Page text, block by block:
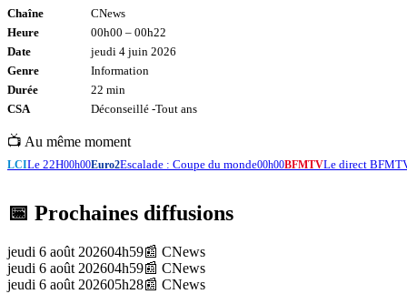
Chaîne
CNews
Heure
00h00 – 00h22
Date
jeudi 4 juin 2026
Genre
Information
Durée
22 min
CSA
Déconseillé -Tout ans
📺 Au même moment
LCILe 22H00h00Euro2Escalade : Coupe du monde00h00BFMTVLe direct
📅 Prochaines diffusions
jeudi 6 août 202604h59📰 CNews
jeudi 6 août 202604h59📰 CNews
jeudi 6 août 202605h28📰 CNews